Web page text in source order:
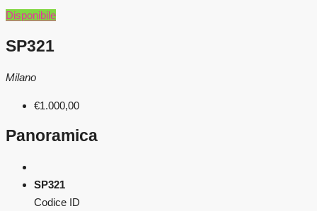
Disponibile
SP321
Milano
€1.000,00
Panoramica
SP321
Codice ID